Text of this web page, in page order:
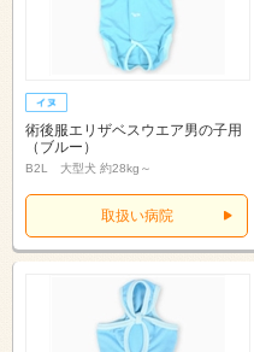
術後服エリザベスウエア男の子用
（ブルー）
B2L 大型犬 約28kg～
取扱い病院